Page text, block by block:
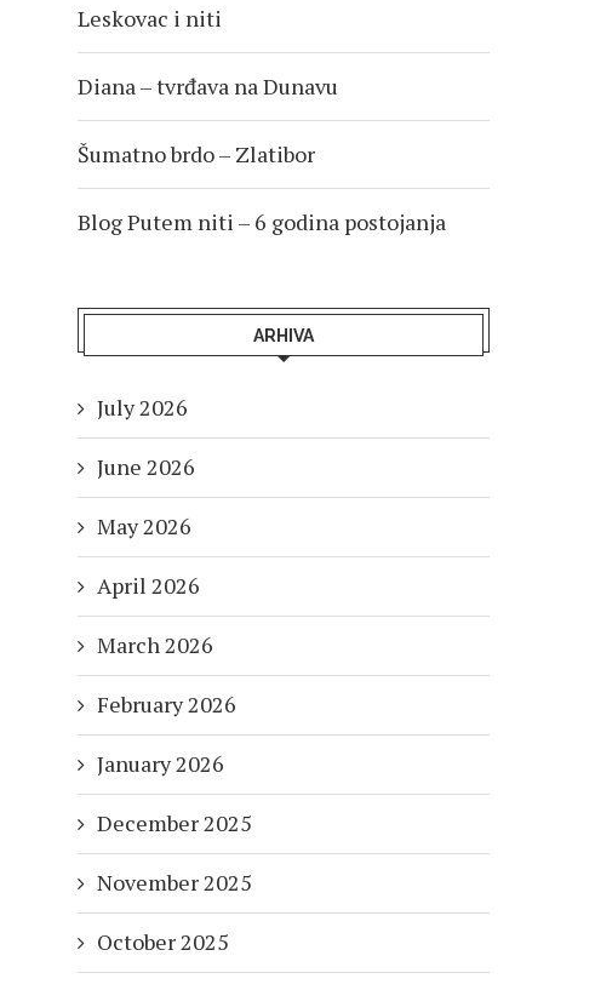
Leskovac i niti
Diana – tvrđava na Dunavu
Šumatno brdo – Zlatibor
Blog Putem niti – 6 godina postojanja
ARHIVA
July 2026
June 2026
May 2026
April 2026
March 2026
February 2026
January 2026
December 2025
November 2025
October 2025